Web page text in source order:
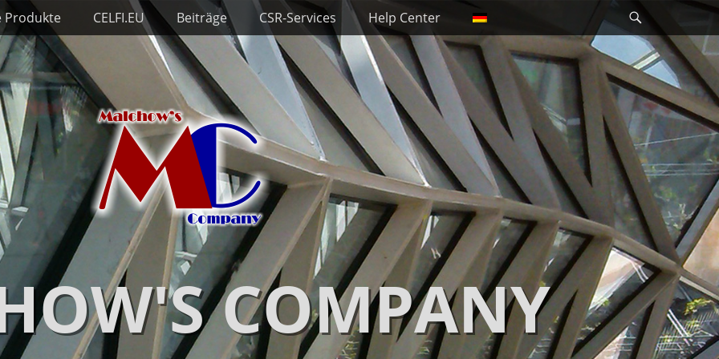
Produkte CELFI.EU Beiträge CSR-Services Help Center
Suche
COMPANY